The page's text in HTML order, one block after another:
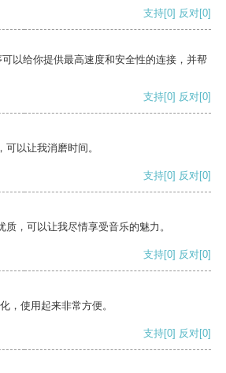
支持[0] 反对[0]
以给你提供最高速度和安全性的连接，并帮
支持[0] 反对[0]
以让我消磨时间。
支持[0] 反对[0]
，可以让我尽情享受音乐的魅力。
支持[0] 反对[0]
，使用起来非常方便。
支持[0] 反对[0]